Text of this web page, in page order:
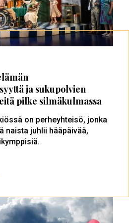
ja sukupolvien
pilke silmäkulmassa
on perheyhteisö, jonka
naista juhlii hääpäivää,